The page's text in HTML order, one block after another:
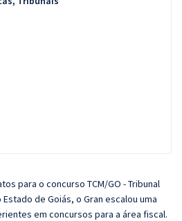
para o concurso TCM/GO - Tribunal
de Goiás, o Gran escalou uma
em concursos para a área fiscal.